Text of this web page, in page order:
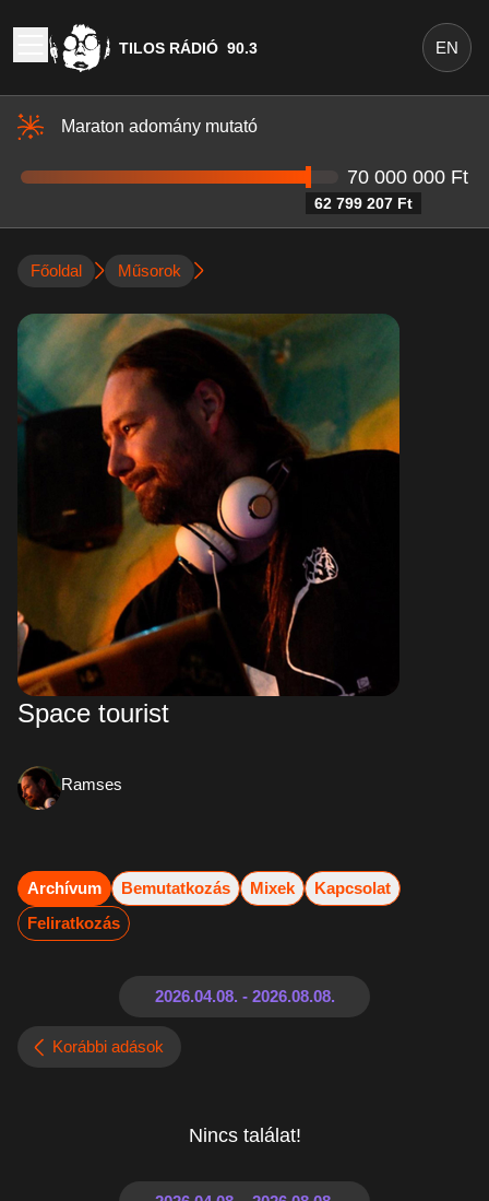
TILOS RÁDIÓ 90.3 EN
Maraton adomány mutató
62 799 207 Ft
70 000 000 Ft
Főoldal Műsorok
Space tourist
Ramses
Archívum Bemutatkozás Mixek
Kapcsolat
Feliratkozás
Korábbi adások
Nincs találat!